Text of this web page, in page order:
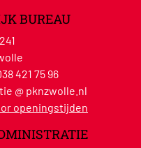
BUREAU
421 75 96
@ pknzwolle.nl
openingstijden